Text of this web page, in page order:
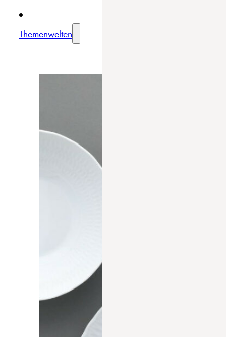
Themenwelten